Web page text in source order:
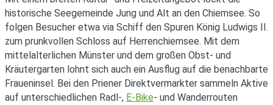
historische Seegemeinde Jung und Alt an den Chiemsee. So
folgen Besucher etwa via Schiff den Spuren König Ludwigs II.
zum prunkvollen Schloss auf Herrenchiemsee. Mit dem
mittelalterlichen Münster und dem großen Obst- und
Kräutergarten lohnt sich auch ein Ausflug auf die benachbarte
Fraueninsel. Bei den Priener Direktvermarkter sammeln Aktive
auf unterschiedlichen Radl-, E-Bike- und Wanderrouten